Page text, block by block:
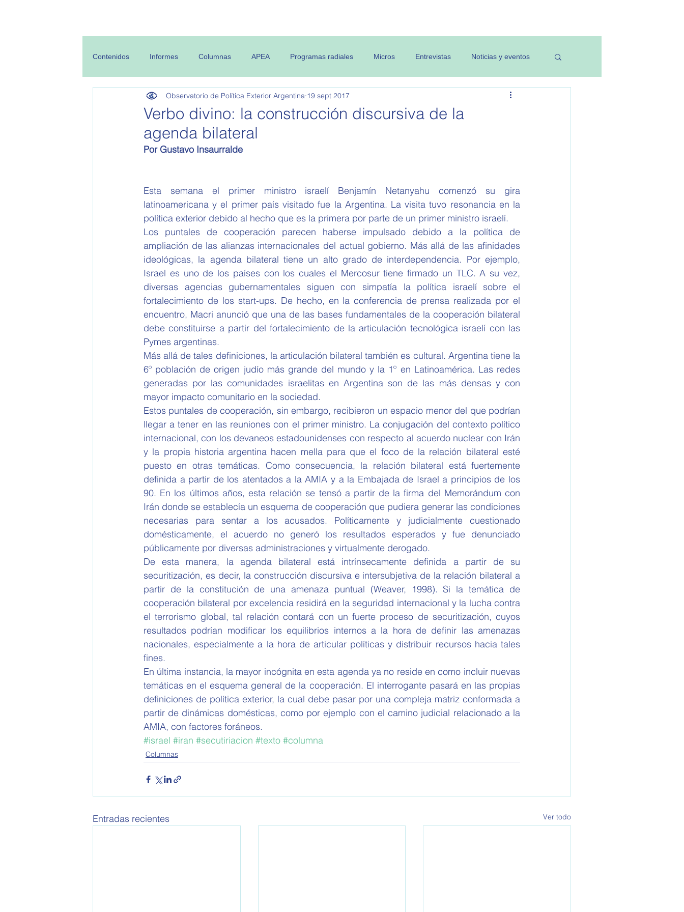
Contenidos Informes Columnas APEA Programas radiales Micros Entrevistas Noticias y eventos
Verbo divino: la construcción discursiva de la
agenda bilateral
Observatorio de Política Exterior Argentina 19 sept 2017
Por Gustavo Insaurralde
Esta semana el primer ministro israelí Benjamín Netanyahu comenzó su gira
latinoamericana y el primer país visitado fue la Argentina. La visita tuvo resonancia en la
política exterior debido al hecho que es la primera por parte de un primer ministro israelí.
Los puntales de cooperación parecen haberse impulsado debido a la política de
ampliación de las alianzas internacionales del actual gobierno. Más allá de las afinidades
ideológicas, la agenda bilateral tiene un alto grado de interdependencia. Por ejemplo,
Israel es uno de los países con los cuales el Mercosur tiene firmado un TLC. A su vez,
diversas agencias gubernamentales siguen con simpatía la política israelí sobre el
fortalecimiento de los start-ups. De hecho, en la conferencia de prensa realizada por el
encuentro, Macri anunció que una de las bases fundamentales de la cooperación bilateral
debe constituirse a partir del fortalecimiento de la articulación tecnológica israelí con las
Pymes argentinas.
Más allá de tales definiciones, la articulación bilateral también es cultural. Argentina tiene la
6º población de origen judío más grande del mundo y la 1º en Latinoamérica. Las redes
generadas por las comunidades israelitas en Argentina son de las más densas y con
mayor impacto comunitario en la sociedad.
Estos puntales de cooperación, sin embargo, recibieron un espacio menor del que podrían
llegar a tener en las reuniones con el primer ministro. La conjugación del contexto político
internacional, con los devaneos estadounidenses con respecto al acuerdo nuclear con Irán
y la propia historia argentina hacen mella para que el foco de la relación bilateral esté
puesto en otras temáticas. Como consecuencia, la relación bilateral está fuertemente
definida a partir de los atentados a la AMIA y a la Embajada de Israel a principios de los
90. En los últimos años, esta relación se tensó a partir de la firma del Memorándum con
Irán donde se establecía un esquema de cooperación que pudiera generar las condiciones
necesarias para sentar a los acusados. Políticamente y judicialmente cuestionado
domésticamente, el acuerdo no generó los resultados esperados y fue denunciado
públicamente por diversas administraciones y virtualmente derogado.
De esta manera, la agenda bilateral está intrínsecamente definida a partir de su
securitización, es decir, la construcción discursiva e intersubjetiva de la relación bilateral a
partir de la constitución de una amenaza puntual (Weaver, 1998). Si la temática de
cooperación bilateral por excelencia residirá en la seguridad internacional y la lucha contra
el terrorismo global, tal relación contará con un fuerte proceso de securitización, cuyos
resultados podrían modificar los equilibrios internos a la hora de definir las amenazas
nacionales, especialmente a la hora de articular políticas y distribuir recursos hacia tales
fines.
En última instancia, la mayor incógnita en esta agenda ya no reside en como incluir nuevas
temáticas en el esquema general de la cooperación. El interrogante pasará en las propias
definiciones de política exterior, la cual debe pasar por una compleja matriz conformada a
partir de dinámicas domésticas, como por ejemplo con el camino judicial relacionado a la
AMIA, con factores foráneos.
#israel #iran #secutiriacion #texto #columna
Columnas
Entradas recientes Ver todo